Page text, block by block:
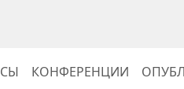
КОНФЕРЕНЦИИ